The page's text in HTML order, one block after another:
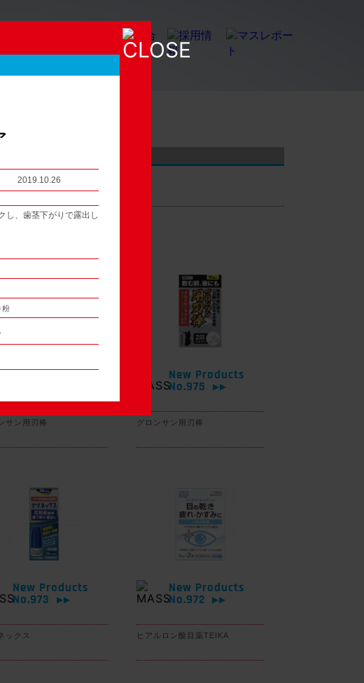
サン用刃棒
New Products
No.975
▶▶
グロンサン用刃棒
New Products
No.973
▶▶
ックス
New Products
No.972
▶▶
ヒアルロン酸目薬TEIKA
2019.10.26
し、歯茎下がりで露出し
粉